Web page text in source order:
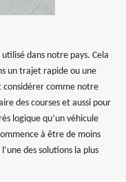
dans notre pays. Cela
un trajet rapide ou une
considérer comme notre
des courses et aussi pour
logique qu’un véhicule
à être de moins
des solutions la plus